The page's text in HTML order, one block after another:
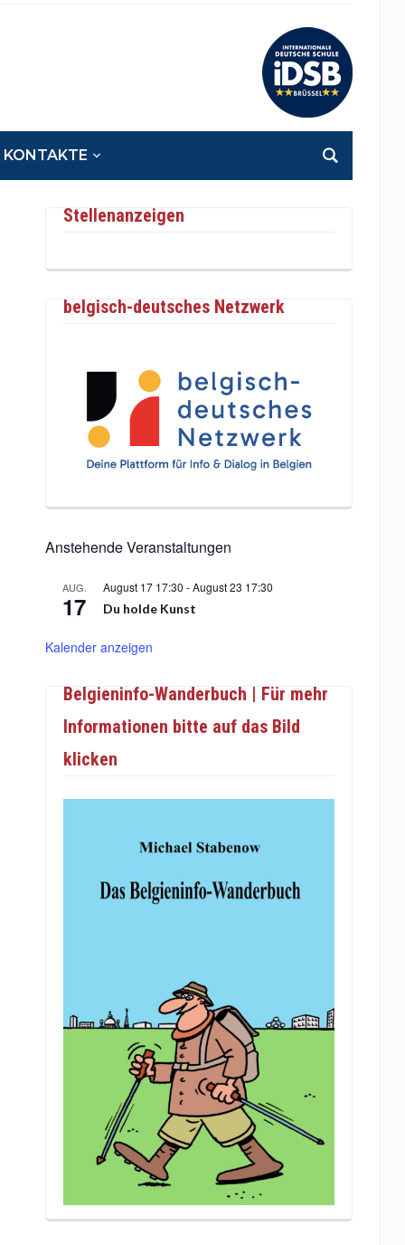
KONTAKTE
Stellenanzeigen
belgisch-deutsches Netzwerk
Anstehende Veranstaltungen
AUG.
17
August 17 17:30 -August 23 17:30
Du holde Kunst
Kalender anzeigen
Belgieninfo-Wanderbuch | Für mehr
Informationen bitte auf das Bild
klicken